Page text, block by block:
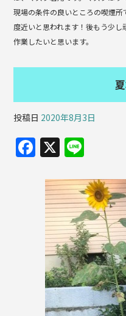
現場の条件の良いところの喫煙
度近いと思われます！後もう少
作業したいと思います。
投稿日 2020年8月3日
F
a
c
e
b
o
o
k
X
e